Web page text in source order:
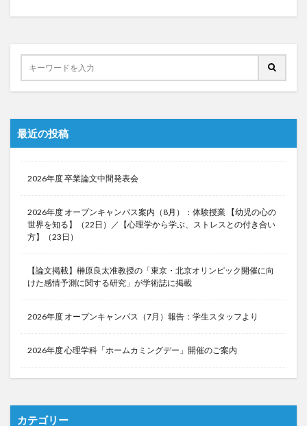
最近の投稿
2026年度 卒業論文中間発表会
2026年度 オープンキャンパス案内（8月）：体験授業 【幼児の心の
世界を知る】（22日）／【心理学から学ぶ、ストレスとの付き合い
方】（23日）
【論文掲載】榊原良太准教授の「東京・北京オリンピック開催に向
けた感情予測に関する研究」が学術誌に掲載
2026年度 オープンキャンパス（7月）報告：学生スタッフより
2026年度 心理学科「ホームカミングデー」開催のご案内
カテゴリー